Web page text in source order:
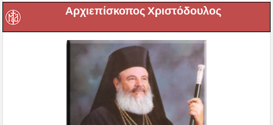
Αρχιεπίσκοπος Χριστόδουλος